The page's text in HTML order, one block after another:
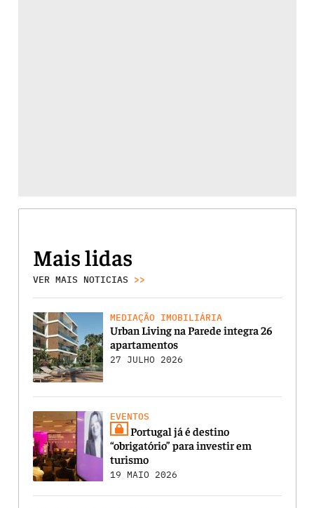
Mais lidas
VER MAIS NOTICIAS >>
MEDIAÇÃO IMOBILIÁRIA
Urban Living na Parede integra 26
apartamentos
27 JULHO 2026
EVENTOS
Portugal já é destino
“obrigatório” para investir em
turismo
19 MAIO 2026